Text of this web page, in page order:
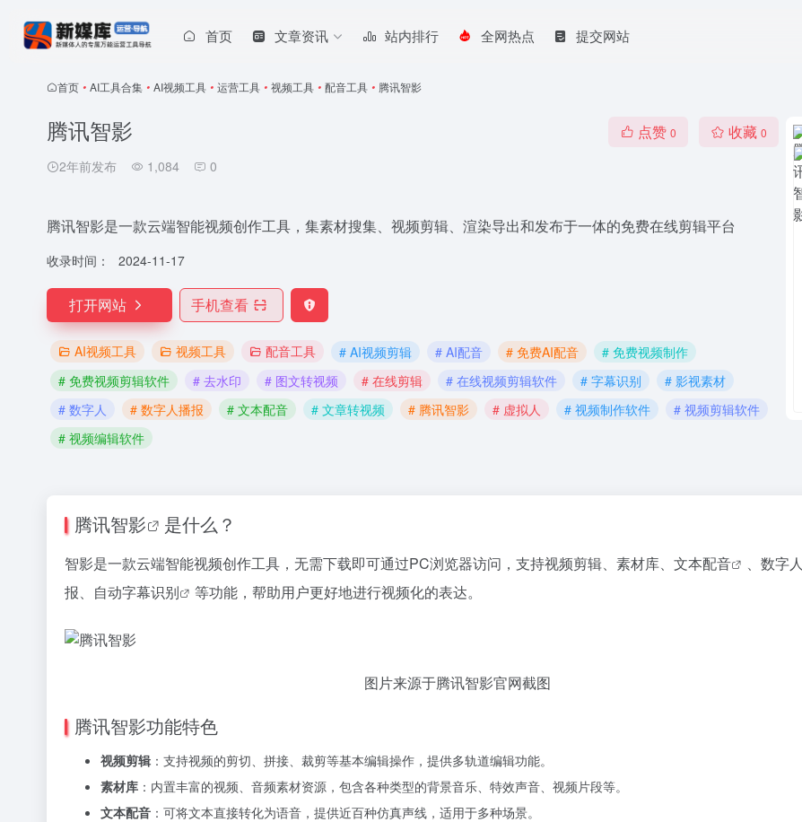
首页 文章资讯 站内排行 全网热点 提交网站
首页 • AI工具合集 • AI视频工具 • 运营工具 • 视频工具 • 配音工具 • 腾讯智影
腾讯智影
2年前发布 1,084 0
点赞 0 收藏 0
腾讯智影是一款云端智能视频创作工具，集素材搜集、视频剪辑、渲染导出和发布于一体的免费在线剪辑平台
收录时间： 2024-11-17
打开网站 手机查看
AI视频工具 视频工具 配音工具 # AI视频剪辑 # AI配音 # 免费AI配音
# 免费视频制作
# 免费视频剪辑软件
# 去水印 # 图文转视频 # 在线剪辑 # 在线视频剪辑软件 # 字幕识别
# 影视素材
# 数字人
# 数字人播报 # 文本配音 # 文章转视频 # 腾讯智影 # 虚拟人 # 视频制作软件
# 视频剪辑软件
# 视频编辑软件
腾讯智影 是什么？
智影是一款云端智能视频创作工具，无需下载即可通过PC浏览器访问，支持视频剪辑、素材库、 文本配音 、 数字人
报、自动字幕识别 等功能，帮助用户更好地进行视频化的表达。
图片来源于腾讯智影官网截图
腾讯智影功能特色
视频剪辑 ：支持视频的剪切、拼接、裁剪等基本编辑操作，提供多轨道编辑功能。
素材库 ：内置丰富的视频、音频素材资源，包含各种类型的背景音乐、特效声音、视频片段等。
文本配音 ：可将文本直接转化为语音，提供近百种仿真声线，适用于多种场景。